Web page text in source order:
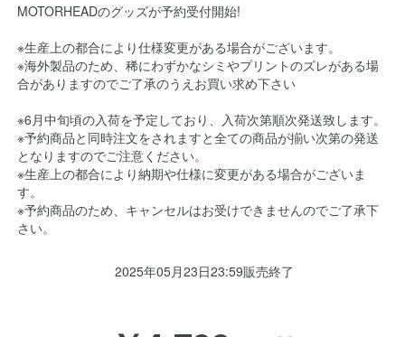
MOTORHEADのグッズが予約受付開始!
※生産上の都合により仕様変更がある場合がございます。
※海外製品のため、稀にわずかなシミやプリントのズレがある場
合がありますのでご了承のうえお買い求め下さい
※6月中旬頃の入荷を予定しており、入荷次第順次発送致します。
※予約商品と同時注文をされますと全ての商品が揃い次第の発送
となりますのでご注意ください。
※生産上の都合により納期や仕様に変更がある場合がございま
す。
※予約商品のため、キャンセルはお受けできませんのでご了承下
さい。
2025年05月23日23:59販売終了